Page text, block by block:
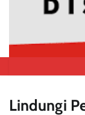
Lindungi